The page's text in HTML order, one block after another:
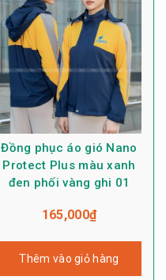
Đồng phục áo gió Nano
Protect Plus màu xanh
đen phối vàng ghi 01
165,000₫
Thêm vào giỏ hàng